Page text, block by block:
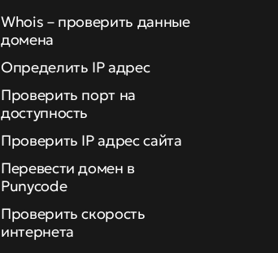
Whois – проверить данные
домена
Определить IP адрес
Проверить порт на
доступность
Проверить IP адрес сайта
Перевести домен в
Punycode
Проверить скорость
интернета